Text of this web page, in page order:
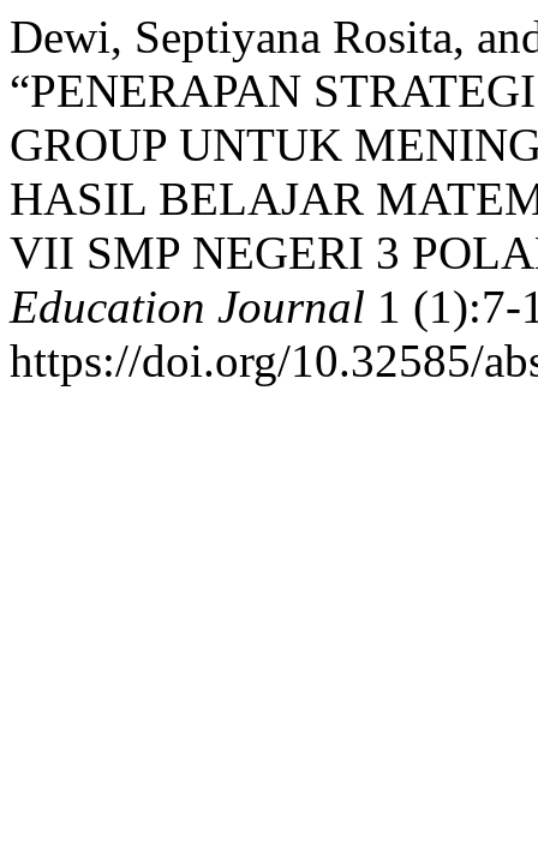
Dewi, Septiyana Rosita,
“PENERAPAN
GROUP UNTUK
HASIL BELAJAR
VII SMP NEGERI 3
Education Journal 1 (1):7-
https://doi.org/10.32585/